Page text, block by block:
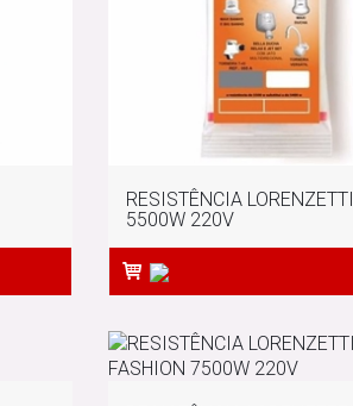
RESISTÊNCIA LORENZETTI
5500W 220V